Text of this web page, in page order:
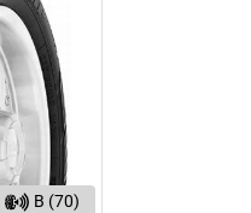
B (70)